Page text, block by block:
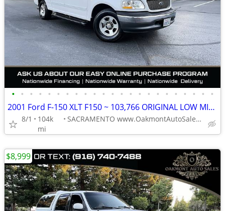
• • • • • • • • • • • • • • • • • • • • • • •
2001 Ford F-150 XLT F150 ~ 103,766 ORIGINAL LOW MILES
8/1
104k
mi
SACRAMENTO www.OakmontAutoSales.com
$8,999